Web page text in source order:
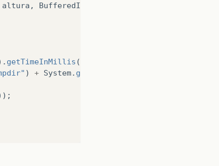
altura , BufferedImage
getTimeInMillis ())
) + System. getProperty